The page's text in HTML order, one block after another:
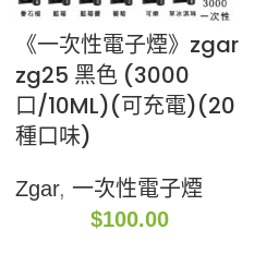
《一次性電子煙》zgar
zg25 黑色 (3000
口/10ML)(可充電)(20
種口味)
Zgar, 一次性電子煙
$100.00